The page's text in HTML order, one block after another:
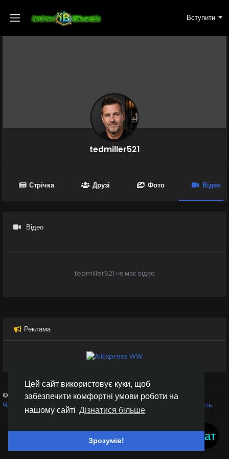
Цей сайт використовує куки, щоб
забезпечити комфортні умови роботи на
нашому сайті Дізнатися більше
Зрозумів!
Вступити
tedmiller521
Стрічка Друзі Фото Відео
Відео
tedmiller521 не має відео
Реклама
Чат
© 2026 Inter Black
Українська
Чат кімнати
Крипто біржі Умови використання
Конфіденційність
Зв'яжіться з нами Каталог